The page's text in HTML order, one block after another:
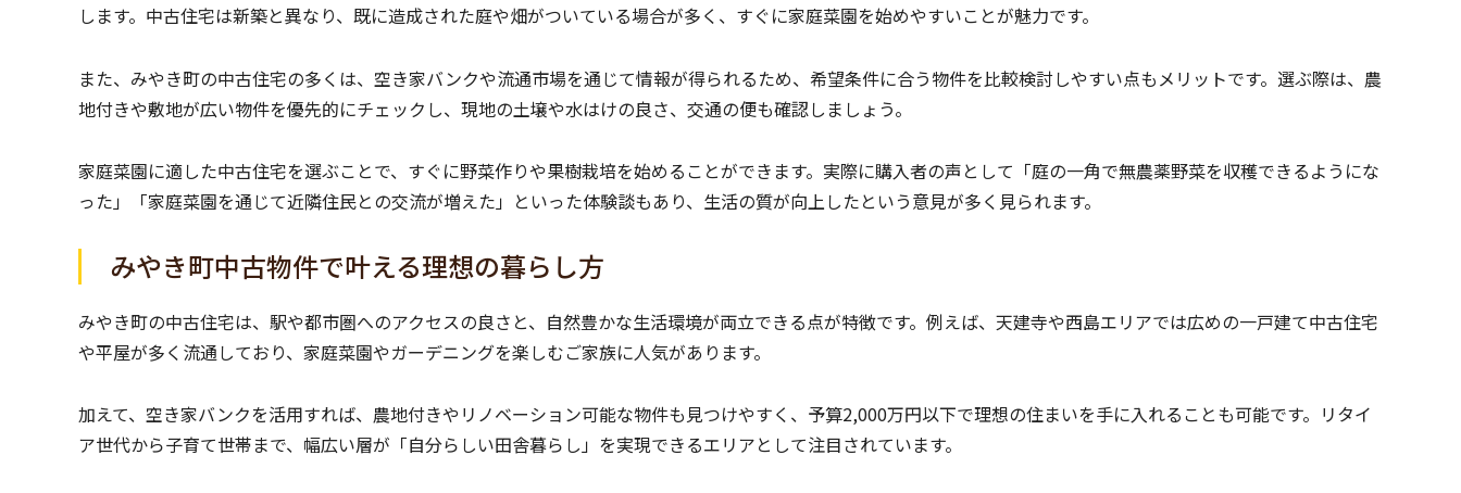
します。中古住宅は新築と異なり、既に造成された庭や畑がついている場合が多く、すぐに家庭菜園を始めやすいことが魅力です。
また、みやき町の中古住宅の多くは、空き家バンクや流通市場を通じて情報が得られるため、希望条件に合う物件を比較検討しやすい点もメリットです。選ぶ際は、農
地付きや敷地が広い物件を優先的にチェックし、現地の土壌や水はけの良さ、交通の便も確認しましょう。
家庭菜園に適した中古住宅を選ぶことで、すぐに野菜作りや果樹栽培を始めることができます。実際に購入者の声として「庭の一角で無農薬野菜を収穫できるようにな
った」「家庭菜園を通じて近隣住民との交流が増えた」といった体験談もあり、生活の質が向上したという意見が多く見られます。
みやき町中古物件で叶える理想の暮らし方
みやき町の中古住宅は、駅や都市圏へのアクセスの良さと、自然豊かな生活環境が両立できる点が特徴です。例えば、天建寺や西島エリアでは広めの一戸建て中古住宅
や平屋が多く流通しており、家庭菜園やガーデニングを楽しむご家族に人気があります。
加えて、空き家バンクを活用すれば、農地付きやリノベーション可能な物件も見つけやすく、予算2,000万円以下で理想の住まいを手に入れることも可能です。リタイ
ア世代から子育て世帯まで、幅広い層が「自分らしい田舎暮らし」を実現できるエリアとして注目されています。